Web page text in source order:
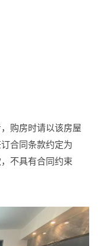
购房时请以该房屋
合同条款约定为
不具有合同约束